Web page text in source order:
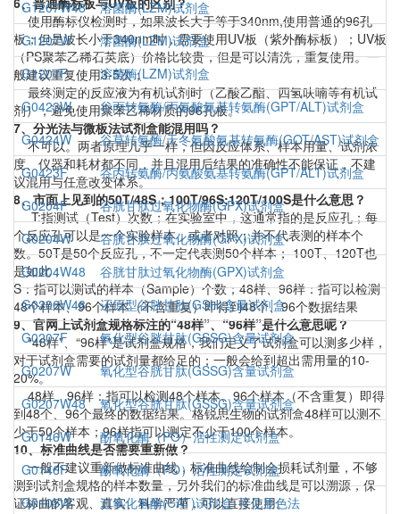
使用酶标仪检测时，如果波长大于等于340nm,使用普通的96孔
板；但是波长小于340nm时，需要使用UV板（紫外酶标板）；UV板
（PS聚苯乙稀石英底）价格比较贵，但是可以清洗，重复使用。一
般建议重复使用3-5次；
最终测定的反应液为有机试剂时（乙酸乙酯、四氢呋喃等有机试
剂），避免使用聚苯乙稀材质的96孔板。
7、分光法与微板法试剂盒能混用吗？
不可以。两者原理几乎一样，但因反应体系、样本用量、试剂浓
度、仪器和耗材都不同，并且混用后结果的准确性不能保证，不建
议混用与任意改变体系。
8、市面上见到的50T/48S；100T/96S;120T/100S是什么意思？
T:指测试（Test）次数；在实验室中，这通常指的是反应孔；每
个反应孔可以是一个实验样本，或者对照；并不代表测的样本个
数。50T是50个反应孔，不一定代表测50个样本； 100T、120T也
是如此；
S：指可以测试的样本（Sample）个数；48样、96样：指可以检测
48个样本、96个样本（不含重复）即得到48个、96个数据结果
9、官网上试剂盒规格标注的“48样”、“96样”是什么意思呢？
“48样”、“96样”是试剂盒规格，我们定义了试剂盒可以测多少样，
对于试剂盒需要的试剂量都给足的；一般会给到超出需用量的10-
20%。
48样、96样：指可以检测48个样本、96个样本（不含重复）即得
到48个、96个最终的数据结果。格锐思生物的试剂盒48样可以测不
少于50个样本；96样指可以测定不少于100个样本。
10、标准曲线是否需要重新做？
一般不建议重新做标准曲线，标准曲线绘制会损耗试剂量，不够
测到试剂盒规格的样本数量，另外我们的标准曲线是可以溯源，保
证标曲的客观、真实、科学严谨，可以直接使用。
G1207W48
溶菌酶(LZM)试剂盒
G1207W
溶菌酶(LZM)试剂盒
G1207F
溶菌酶(LZM)试剂盒
G0423W
谷丙转氨酶/丙氨酸氨基转氨酶(GPT/ALT)试剂盒
G0424W
谷草转氨酶/天冬氨酸氨基转氨酶(GOT/AST)试剂盒
G0423F
谷丙转氨酶/丙氨酸氨基转氨酶(GPT/ALT)试剂盒
G0204F
谷胱甘肽过氧化物酶(GPX)试剂盒
G0204W
谷胱甘肽过氧化物酶(GPX)试剂盒
G0204W48
谷胱甘肽过氧化物酶(GPX)试剂盒
G0206W48
还原型谷胱甘肽(GSH)含量试剂盒
G0207F
氧化型谷胱甘肽(GSSG)含量试剂盒
G0207W
氧化型谷胱甘肽(GSSG)含量试剂盒
G0207W48
氧化型谷胱甘肽(GSSG)含量试剂盒
G0146W
酚氧化酶（PO）活性测定试剂盒
G0146F
酚氧化酶（PO）活性测定试剂盒
G0105W
过氧化氢酶(CAT)试剂盒-可见显色法